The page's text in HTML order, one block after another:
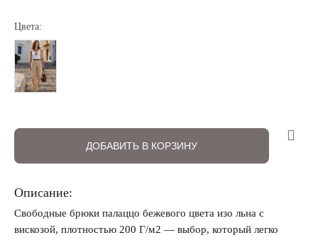
Цвета:
ДОБАВИТЬ В КОРЗИНУ
Описание:
Свободные брюки палаццо бежевого цвета изо льна с
вискозой, плотностью 200 Г/м2 — выбор, который легко